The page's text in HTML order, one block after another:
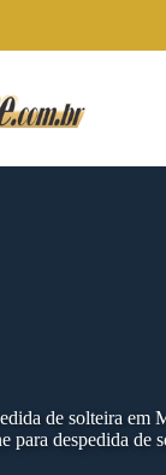
de solteira em
para despedida